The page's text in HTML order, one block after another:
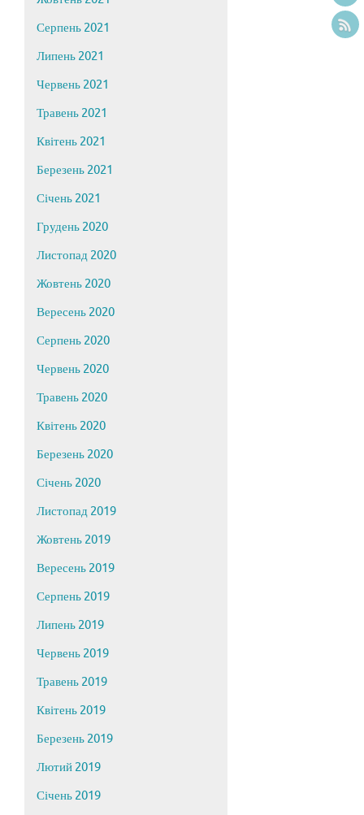
Серпень 2021
Липень 2021
Червень 2021
Травень 2021
Квітень 2021
Березень 2021
Січень 2021
Грудень 2020
Листопад 2020
Жовтень 2020
Вересень 2020
Серпень 2020
Червень 2020
Травень 2020
Квітень 2020
Березень 2020
Січень 2020
Листопад 2019
Жовтень 2019
Вересень 2019
Серпень 2019
Липень 2019
Червень 2019
Травень 2019
Квітень 2019
Березень 2019
Лютий 2019
Січень 2019